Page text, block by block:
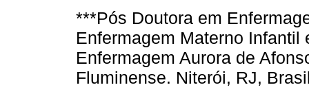
***Pós Doutora em
Enfermagem Materno
Enfermagem Aurora de
Fluminense. Niterói, RJ,